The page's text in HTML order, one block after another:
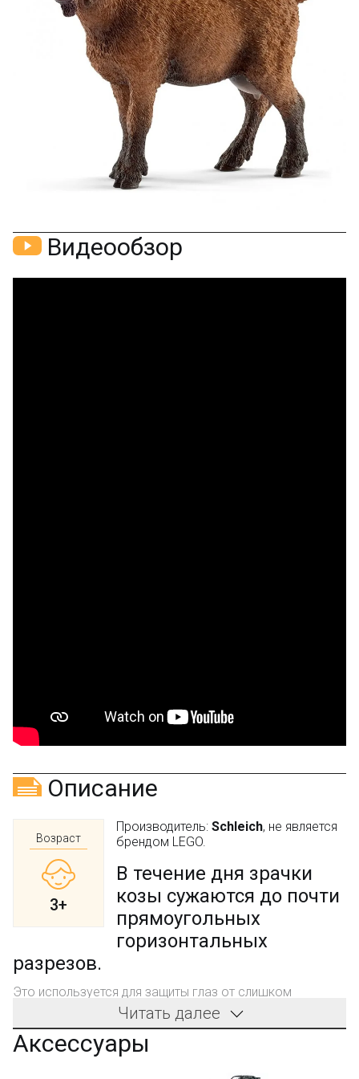
Скидка за отзыв
на Яндекс.Маркете 150₽
Оставьте отзыв (не менее 50 символов) о товаре
через системуЯндекс.Маркетс обязательным
указанием номера и даты заказа в нашем магазине
и получите купон на скидку 150₽
...уже сейчас
Участвуйте в конкурсах и розыгрышах в нашей
Подробные условия всех акций и бонусов...
Видеообзор
Описание
Возраст
3+
Производитель: Schleich, не является
брендом LEGO.
В течение дня зрачки
козы сужаются до почти
прямоугольных
горизонтальных
разрезов.
Это используется для защиты глаз от слишком
большого количества солнечного света. С их
широкими зрачками они имеют широкое поле зрения
320-340 градусов и могут быстро распознавать
появление хищников, например волков.
Читать далее
Аксессуары